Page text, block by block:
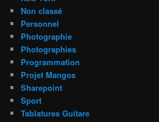
Non classé
Personnel
Photographie
Photographies
Programmation
Projet Mangos
Sharepoint
Sport
Tablatures Guitare